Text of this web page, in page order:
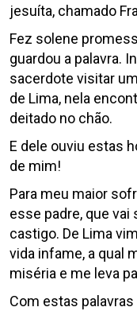
jesuíta, chamado
Fez solene
guardou a palavra.
sacerdote visitar
de Lima, nela
deitado no chão.
E dele ouviu estas
de mim!
Para meu maior
esse padre, que
castigo. De Lima
vida infame, a qual
miséria e me leva
Com estas